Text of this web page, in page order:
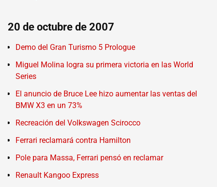
20 de octubre de 2007
Demo del Gran Turismo 5 Prologue
Miguel Molina logra su primera victoria en las World
Series
El anuncio de Bruce Lee hizo aumentar las ventas del
BMW X3 en un 73%
Recreación del Volkswagen Scirocco
Ferrari reclamará contra Hamilton
Pole para Massa, Ferrari pensó en reclamar
Renault Kangoo Express